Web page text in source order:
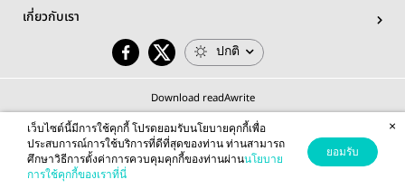
เกี่ยวกับเรา
ปกติ
Download readAwrite
© 2026 readAwrite.com by MEB Corporation Public Company Limited
This site is protected by reCAPTCHA and the Google
เว็บไซต์นี้มีการใช้คุกกี้ โปรดยอมรับนโยบายคุกกี้เพื่อ
ประสบการณ์การใช้บริการที่ดีที่สุดของท่าน ท่านสามารถ
ศึกษาวิธีการตั้งค่าการควบคุมคุกกี้ของท่านผ่านนโยบาย
การใช้คุกกี้ของเราที่นี่
ยอมรับ
×